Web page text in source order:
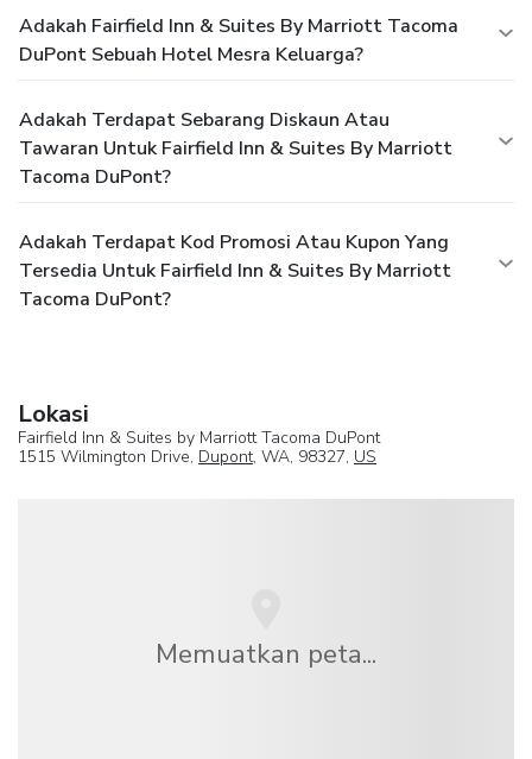
Adakah Fairfield Inn & Suites By Marriott Tacoma
DuPont Sebuah Hotel Mesra Keluarga?
Adakah Terdapat Sebarang Diskaun Atau
Tawaran Untuk Fairfield Inn & Suites By Marriott
Tacoma DuPont?
Adakah Terdapat Kod Promosi Atau Kupon Yang
Tersedia Untuk Fairfield Inn & Suites By Marriott
Tacoma DuPont?
Lokasi
Fairfield Inn & Suites by Marriott Tacoma DuPont
1515 Wilmington Drive, Dupont, WA, 98327, US
Memuatkan peta...